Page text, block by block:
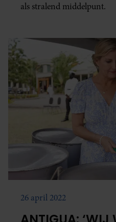
als stralend middelpunt.
26 april 2022